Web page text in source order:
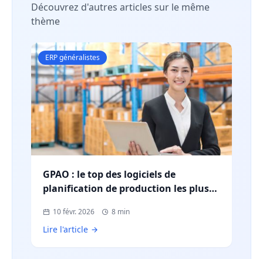
Découvrez d'autres articles sur le même
thème
ERP généralistes
GPAO : le top des logiciels de
planification de production les plus
10 févr. 2026 8 min
Lire l'article